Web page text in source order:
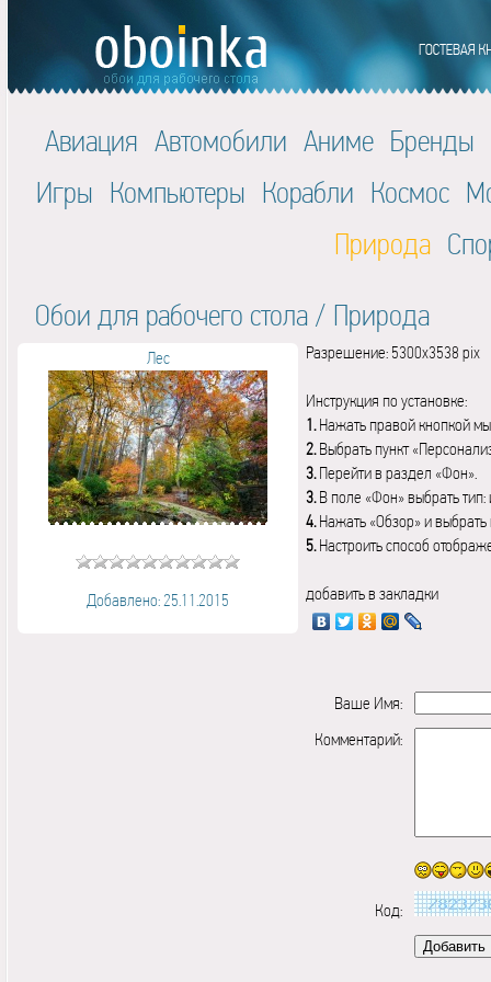
Авиация Автомобили Аниме Бренды
Игры Компьютеры Корабли Космос
Природа
Обои для рабочего стола / Природа
Лес
Добавлено: 25.11.2015
Разрешение: 5300x3538 pix
Инструкция по установке:
1.Нажать правой кнопкой
2.Выбрать пункт
3.Перейти в раздел «Фон».
3.В поле «Фон» выбрать
4.Нажать «Обзор» и выбрать
5.Настроить способ
добавить в закладки
Ваше Имя:
Комментарий:
Код: